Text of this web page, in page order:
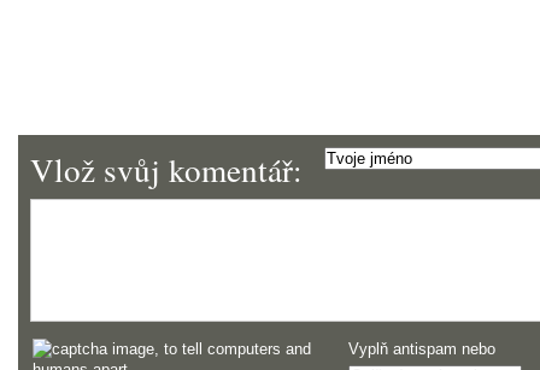
Vlož svůj komentář:
Vyplň antispam nebo